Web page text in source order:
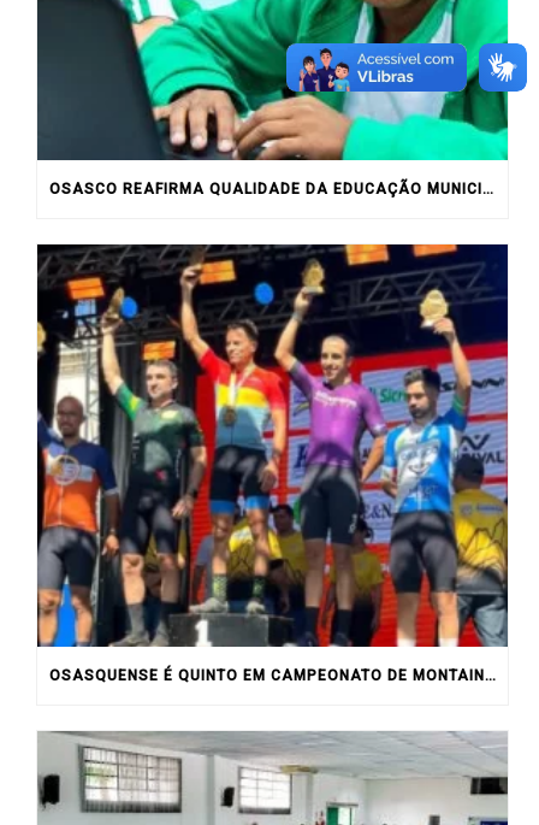
OSASCO REAFIRMA QUALIDADE DA EDUCAÇÃO MUNICIPAL COM RESULTADOS DO IDEB
OSASQUENSE É QUINTO EM CAMPEONATO DE MONTAIN BIKE NO INTERIOR DO ESTADO